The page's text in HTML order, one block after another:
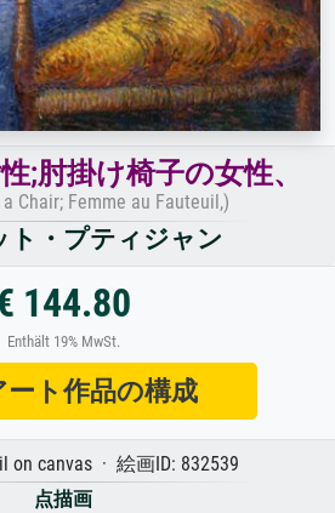
;肘掛け椅子の女性、
Chair; Femme au Fauteuil,)
ト・プティジャン
144.80
Enthält 19% MwSt.
ト作品の構成
on canvas · 絵画ID: 832539
点描画